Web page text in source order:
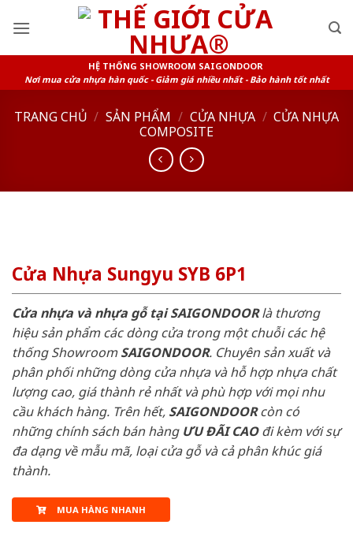
HỆ THỐNG SHOWROOM SAIGONDOOR
Nơi mua cửa nhựa hàn quốc - Giảm giá nhiều nhất - Bảo hành tốt nhất
TRANG CHỦ / SẢN PHẨM / CỬA NHỰA / CỬA NHỰA
COMPOSITE
Cửa Nhựa Sungyu SYB 6P1
Cửa nhựa và nhựa gỗ tại SAIGONDOORlà thương
hiệu sản phẩm các dòng cửa trong một chuỗi các hệ
thống ShowroomSAIGONDOOR. Chuyên sản xuất và
phân phối những dòng cửa nhựa và hỗ hợp nhựa chất
lượng cao, giá thành rẻ nhất và phù hợp với mọi nhu
cầu khách hàng. Trên hết, SAIGONDOORcòn có
những chính sách bán hàng ƯU ĐÃI CAOđi kèm với sự
đa dạng về mẫu mã, loại cửa gỗ và cả phân khúc giá
thành.
MUA HÀNG NHANH